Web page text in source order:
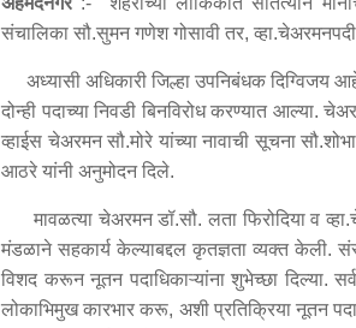
संचालिका सौ.सुमन गणेश गोसावी तर,
अध्यासी अधिकारी जिल्हा उपनिबंधक दिग्विजय
दोन्ही पदाच्या निवडी बिनविरोध करण्यात आल्या.
व्हाईस चेअरमन सौ.मोरे यांच्या नावाची सूचना
आठरे यांनी अनुमोदन दिले.
मावळत्या चेअरमन डॉ.सौ. लता फिरोदिया व
मंडळाने सहकार्य केल्याबद्दल कृतज्ञता व्यक्त केली.
विशद करून नूतन पदाधिकाऱ्यांना शुभेच्छा दिल्या.
लोकाभिमुख कारभार करू, अशी प्रतिक्रिया नूतन